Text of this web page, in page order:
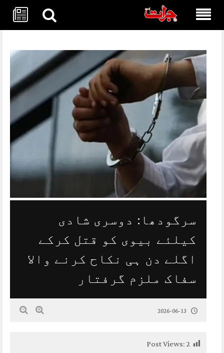
سرگودھا: دوسری شادی
کیلئے بیوی کو قتل کرکے
اگلے دن ہی نکاح کرنے والا
سفاک ملزم گرفتار
2026-06-13
Post Views:2